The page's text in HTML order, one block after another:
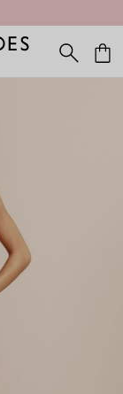
Travelstoff Hosen